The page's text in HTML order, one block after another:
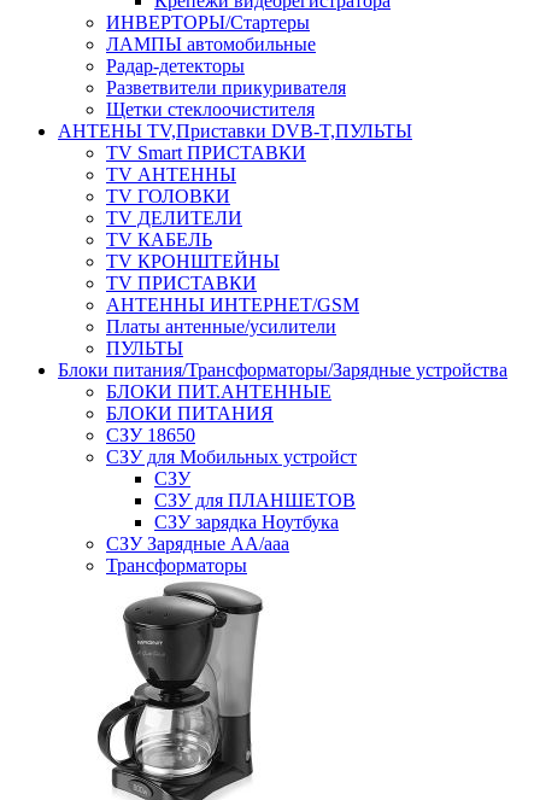
ИНВЕРТОРЫ/Стартеры
ЛАМПЫ автомобильные
Радар-детекторы
Разветвители прикуривателя
Щетки стеклоочистителя
АНТЕНЫ ТV,Приставки DVB-T,ПУЛЬТЫ
TV Smart ПРИСТАВКИ
TV АНТЕННЫ
TV ГОЛОВКИ
TV ДЕЛИТЕЛИ
TV КАБЕЛЬ
TV КРОНШТЕЙНЫ
TV ПРИСТАВКИ
АНТЕННЫ ИНТЕРНЕТ/GSM
Платы антенные/усилители
ПУЛЬТЫ
Блоки питания/Трансформаторы/Зарядные устройства
БЛОКИ ПИТ.АНТЕННЫЕ
БЛОКИ ПИТАНИЯ
СЗУ 18650
СЗУ для Мобильных устройст
СЗУ
СЗУ для ПЛАНШЕТОВ
СЗУ зарядка Ноутбука
СЗУ Зарядные АА/ааа
Трансформаторы